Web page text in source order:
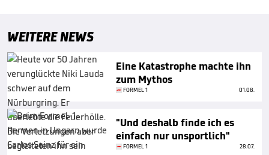
WEITERE NEWS
Eine Katastrophe machte ihn
zum Mythos
FORMEL 1 01.08.
"Und deshalb finde ich es
einfach nur unsportlich"
FORMEL 1 28.07.